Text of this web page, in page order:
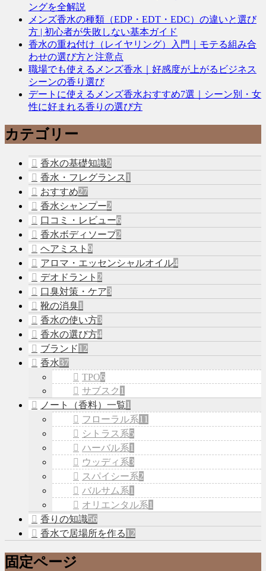
ングを全解説
メンズ香水の種類（EDP・EDT・EDC）の違いと選び
方 | 初心者が失敗しない基本ガイド
香水の重ね付け（レイヤリング）入門｜モテる組み合
わせの選び方と注意点
職場でも使えるメンズ香水｜好感度が上がるビジネス
シーンの香り選び
デートに使えるメンズ香水おすすめ7選｜シーン別・女
性に好まれる香りの選び方
カテゴリー
香水の基礎知識2
香水・フレグランス 1
おすすめ27
香水シャンプー2
口コミ・レビュー6
香水ボディソープ2
ヘアミスト 9
アロマ・エッセンシャルオイル4
デオドラント 2
口臭対策・ケア3
靴の消臭1
香水の使い方3
香水の選び方4
ブランド 12
香水37
TPO6
サブスク 1
ノート（香料）一覧1
フローラル系11
シトラス系5
ハーバル系1
ウッディ系3
スパイシー系2
バルサム系1
オリエンタル系1
香りの知識56
香水で居場所を作る 12
固定ページ